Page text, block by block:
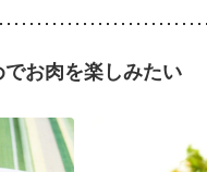
でお肉を楽しみたい